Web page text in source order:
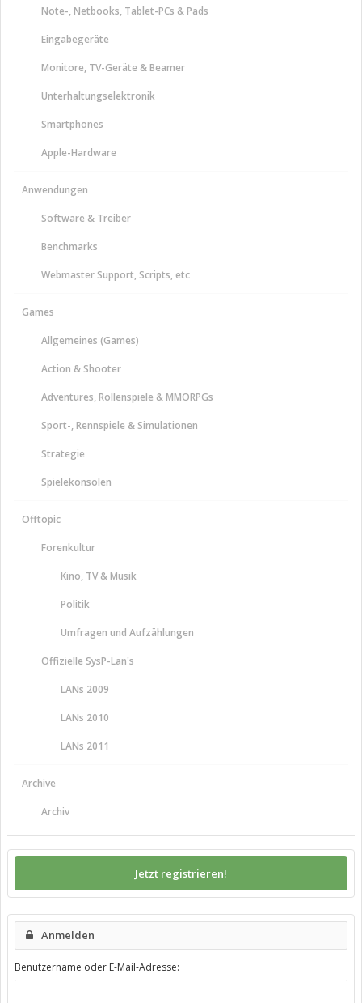
Note-, Netbooks, Tablet-PCs & Pads
Eingabegeräte
Monitore, TV-Geräte & Beamer
Unterhaltungselektronik
Smartphones
Apple-Hardware
Anwendungen
Software & Treiber
Benchmarks
Webmaster Support, Scripts, etc
Games
Allgemeines (Games)
Action & Shooter
Adventures, Rollenspiele & MMORPGs
Sport-, Rennspiele & Simulationen
Strategie
Spielekonsolen
Offtopic
Forenkultur
Kino, TV & Musik
Politik
Umfragen und Aufzählungen
Offizielle SysP-Lan's
LANs 2009
LANs 2010
LANs 2011
Archive
Archiv
Jetzt registrieren!
Anmelden
Benutzername oder E-Mail-Adresse: